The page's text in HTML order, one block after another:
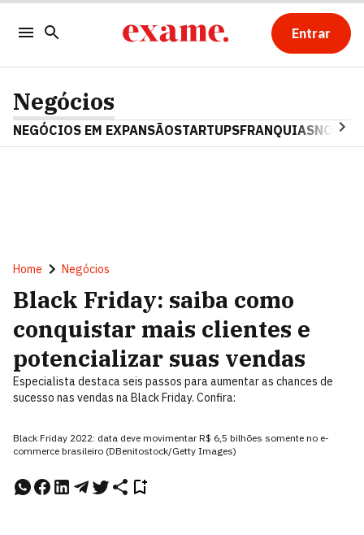
Entrar
Negócios
NEGÓCIOS EM EXPANSÃOSTARTUPSFRANQUIAS
Home Negócios
Black Friday: saiba como
conquistar mais clientes e
potencializar suas vendas
Especialista destaca seis passos para aumentar as chances de
sucesso nas vendas na Black Friday. Confira:
Black Friday 2022: data deve movimentar R$ 6,5 bilhões somente no e-
commerce brasileiro (DBenitostock/Getty Images)